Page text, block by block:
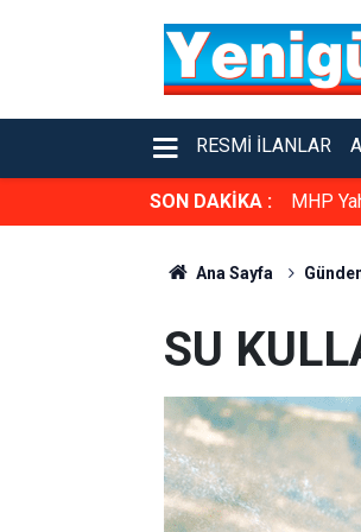
RESMI İLANLAR
SON DAKİKA : Konser
Ana Sayfa
SU